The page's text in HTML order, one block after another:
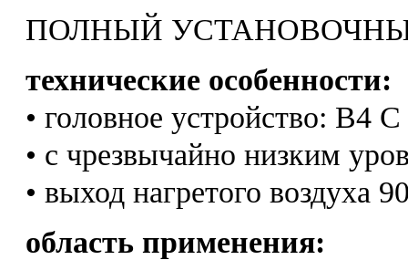
ПОЛНЫЙ
технические особенности:
• головное устройство: B4
• с чрезвычайно низким
• выход нагретого воздуха
область применения: